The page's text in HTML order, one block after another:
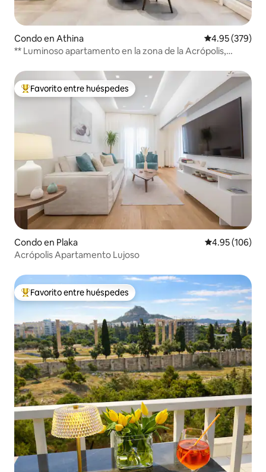
Condo en Athina Calificación
4.95 (379)
** Luminoso apartamento en la zona de la Acrópolis,
Favorito entre huéspedes preferido
Favorito entre huéspedes
Condo en Plaka Calificación
4.95 (106)
Acrópolis Apartamento Lujoso
Favorito entre huéspedes preferido
Favorito entre huéspedes